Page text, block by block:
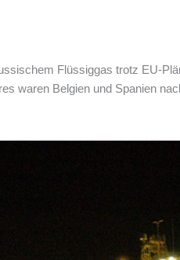
Flüssiggas trotz EU-
waren Belgien und Spanien